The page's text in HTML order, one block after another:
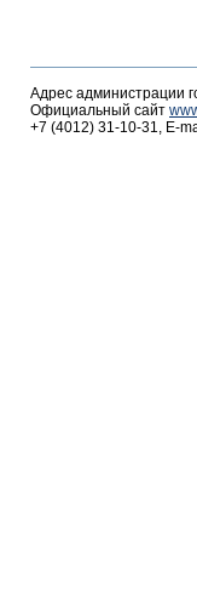
Адрес администрации
Официальный сайт
+7 (4012) 31-10-31, E-